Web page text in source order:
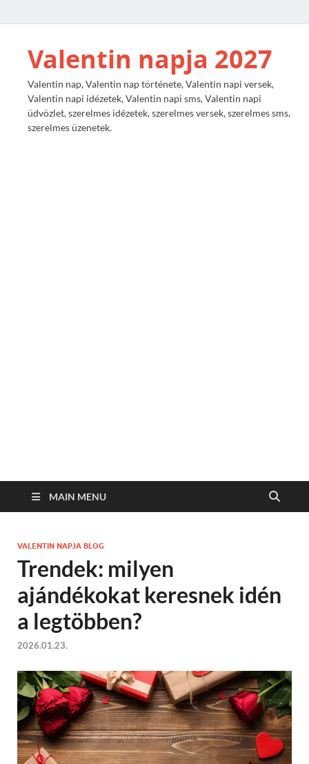
Valentin napja 2027
Valentin nap, Valentin nap története, Valentin napi versek,
Valentin napi idézetek, Valentin napi sms, Valentin napi
üdvözlet, szerelmes idézetek, szerelmes versek, szerelmes sms,
szerelmes üzenetek.
MAIN MENU
VALENTIN NAPJA BLOG
Trendek: milyen
ajándékokat keresnek idén
a legtöbben?
2026.01.23.